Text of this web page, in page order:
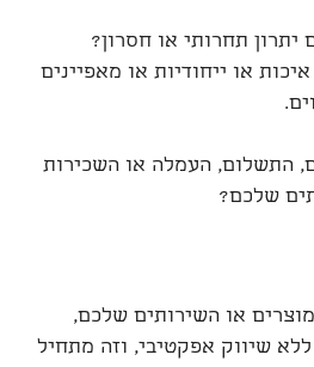
יתרון תחרותי או חסרון?
או ייחודיות או מאפיינים
התשלום, העמלה או השכירות
שלכם?
או השירותים שלכם,
שיווק אפקטיבי, וזה מתחיל